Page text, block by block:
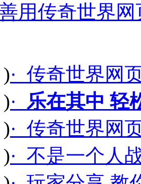
用传奇世界
· 传奇世界网
· 乐在其中 轻
· 传奇世界网
· 不是一个人